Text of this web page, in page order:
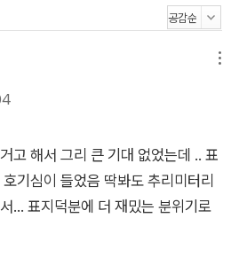
고 해서 그리 큰 기대 없었는데 .. 표
기심이 들었음 딱봐도 추리미터리
... 표지덕분에 더 재밌는 분위기로